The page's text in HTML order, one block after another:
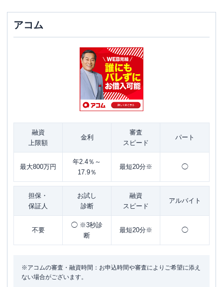
アコム
融資
上限額
金利
審査
スピード
パート
最大800万円
年2.4％～
17.9％
最短20分※ ◯
担保・
保証人
お試し
診断
融資
スピード
アルバイト
不要
◯ ※3秒診
断
最短20分※ ◯
※アコムの審査・融資時間：お申込時間や審査によりご希望に添え
ない場合がございます。